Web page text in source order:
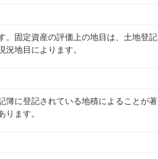
。固定資産の評価上の地目は、土地登記
地目によります。
簿に登記されている地積によることが著
ます。